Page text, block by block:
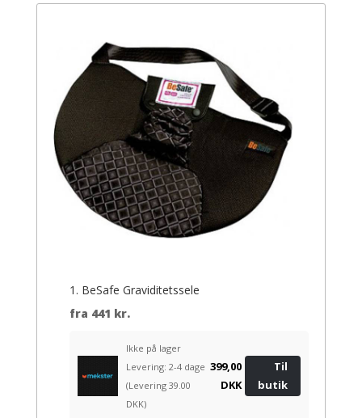
1. BeSafe Graviditetssele
fra 441 kr.
Ikke på lager
Levering: 2-4 dage
(Levering 39.00
DKK)
399,00
DKK
Til
butik